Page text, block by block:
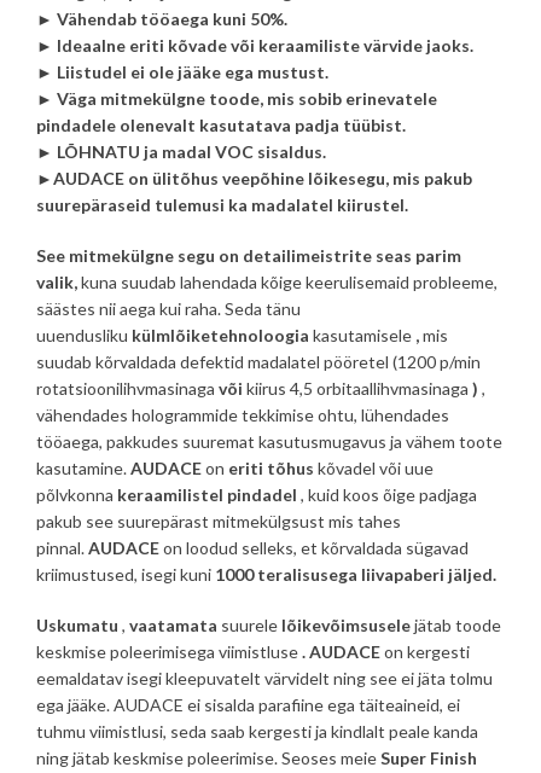
► Vähendab tööaega kuni 50%.
► Ideaalne eriti kõvade või keraamiliste värvide jaoks.
► Liistudel ei ole jääke ega mustust.
► Väga mitmekülgne toode, mis sobib erinevatele
pindadele olenevalt kasutatava padja tüübist.
► LÕHNATU ja madal VOC sisaldus.
►AUDACE on ülitõhus veepõhine lõikesegu, mis pakub
suurepäraseid tulemusi ka madalatel kiirustel.
See mitmekülgne segu on detailimeistrite seas parim
valik,kuna suudab lahendada kõige keerulisemaid probleeme,
säästes nii aega kui raha. Seda tänu
uuendusliku külmlõiketehnoloogia kasutamisele ,mis
suudab kõrvaldada defektid madalatel pööretel (1200 p/min
rotatsioonilihvmasinaga või kiirus 4,5 orbitaallihvmasinaga ) ,
vähendades hologrammide tekkimise ohtu, lühendades
tööaega, pakkudes suuremat kasutusmugavus ja vähem toote
kasutamine.AUDACEon eriti tõhus kõvadel või uue
põlvkonna keraamilistel pindadel , kuid koos õige padjaga
pakub see suurepärast mitmekülgsust mis tahes
pinnal.AUDACEon loodud selleks, et kõrvaldada sügavad
kriimustused, isegi kuni 1000 teralisusega liivapaberi jäljed.
Uskumatu , vaatamata suurele lõikevõimsuselejätab toode
keskmise poleerimisega viimistluse.AUDACEon kergesti
eemaldatav isegi kleepuvatelt värvidelt ning see ei jäta tolmu
ega jääke. AUDACE ei sisalda parafiine ega täiteaineid, ei
tuhmu viimistlusi, seda saab kergesti ja kindlalt peale kanda
ning jätab keskmise poleerimise. Seoses meieSuper Finish